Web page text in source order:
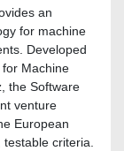
an
for machine
Developed
Machine
the Software
venture
European
criteria.